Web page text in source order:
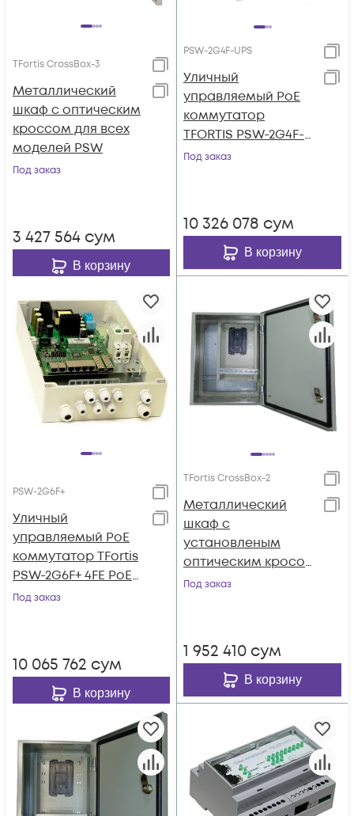
TFortis CrossBox-3
Металлический
шкаф с оптическим
кроссом для всех
моделей PSW
Под заказ
3 427 564 сум
В корзину
PSW-2G4F-UPS
Уличный
управляемый PoE
коммутатор
TFORTIS PSW-2G4F-
UPS 4FE PoE +2 GB
бесперебойного
питания, 4 АКБ в
кмпл
Под заказ
10 326 078 сум
В корзину
PSW-2G6F+
Уличный
управляемый PoE
коммутатор TFortis
PSW-2G6F+ 4FE PoE+
2FE dual PoE+ 2 GB
Под заказ
10 065 762 сум
В корзину
TFortis CrossBox-2
Металлический
шкаф с
установленым
оптическим кросом
для PSW-2G-UPS
Под заказ
1 952 410 сум
В корзину